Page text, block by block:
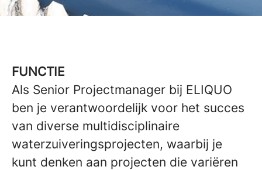
FUNCTIE
Als Senior Projectmanager bij ELIQUO
ben je verantwoordelijk voor het succes
van diverse multidisciplinaire
waterzuiveringsprojecten, waarbij je
kunt denken aan projecten die variëren